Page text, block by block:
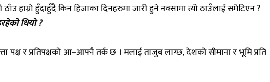
हुँदाहुँदै किन हिजाका दिनहरुमा जारी हुने नक्सामा त्यो ठाउँलाई समेटिएन ?
थियो ?
पक्ष र प्रतिपक्षको आ–आफ्नै तर्क छ । मलाई ताजुब लाग्छ, देशको सीमाना र भूमि प्रति